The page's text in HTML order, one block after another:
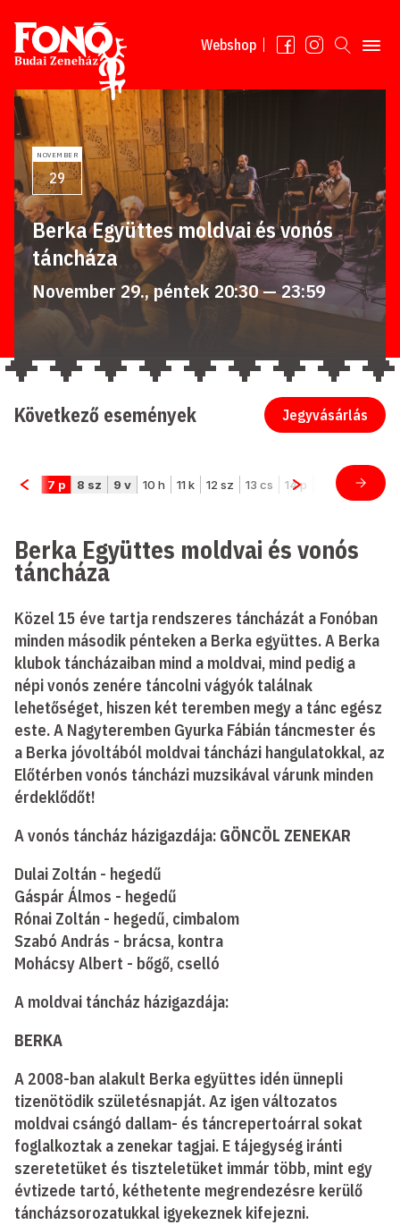
Tovább a tartalomhoz
Webshop
NOVEMBER
29
Berka Együttes moldvai és vonós
táncháza
November 29., péntek 20:30 — 23:59
Jegyvásárlás
Következő események
Berka Együttes moldvai és vonós
táncháza
Közel 15 éve tartja rendszeres táncházát a Fonóban
minden második pénteken a Berka együttes. A Berka
klubok táncházaiban mind a moldvai, mind pedig a
népi vonós zenére táncolni vágyók találnak
lehetőséget, hiszen két teremben megy a tánc egész
este. A Nagyteremben Gyurka Fábián táncmester és
a Berka jóvoltából moldvai táncházi hangulatokkal, az
Előtérben vonós táncházi muzsikával várunk minden
érdeklődőt!
A vonós táncház házigazdája: GÖNCÖL ZENEKAR
Dulai Zoltán - hegedű
Gáspár Álmos - hegedű
Rónai Zoltán - hegedű, cimbalom
Szabó András - brácsa, kontra
Mohácsy Albert - bőgő, cselló
A moldvai táncház házigazdája:
BERKA
A 2008-ban alakult Berka együttes idén ünnepli
tizenötödik születésnapját. Az igen változatos
moldvai csángó dallam- és táncrepertoárral sokat
foglalkoztak a zenekar tagjai. E tájegység iránti
szeretetüket és tiszteletüket immár több, mint egy
évtizede tartó, kéthetente megrendezésre kerülő
táncházsorozatukkal igyekeznek kifejezni.